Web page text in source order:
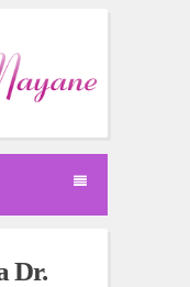
Dr.